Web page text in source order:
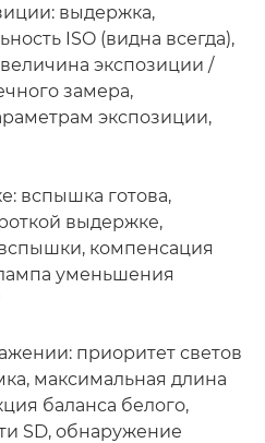
выдержка,
ISO (видна всегда),
экспозиции /
замера,
экспозиции,
вспышка готова,
выдержке,
компенсация
уменьшения
приоритет светов
максимальная длина
баланса белого,
SD, обнаружение